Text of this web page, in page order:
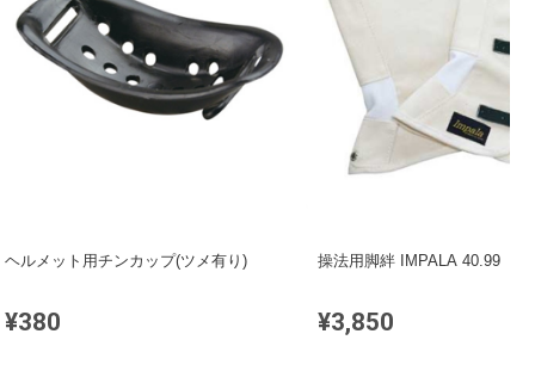
ヘルメット用チンカップ(ツメ有り)
¥380
操法用脚絆 IMPALA 40.99
¥3,850